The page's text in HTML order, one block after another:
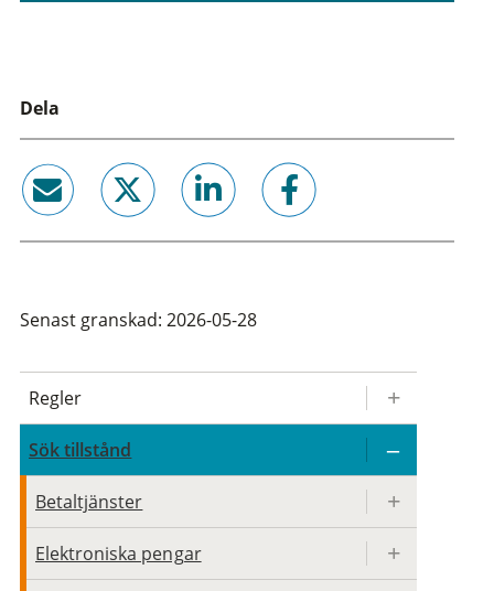
Dela
Senast granskad: 2026-05-28
Regler
Sök tillstånd
Betaltjänster
Elektroniska pengar